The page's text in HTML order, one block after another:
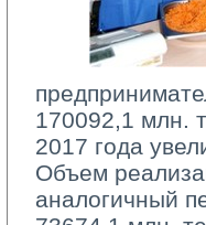
170092,1 млн.
2017 года
Объем
аналогичный